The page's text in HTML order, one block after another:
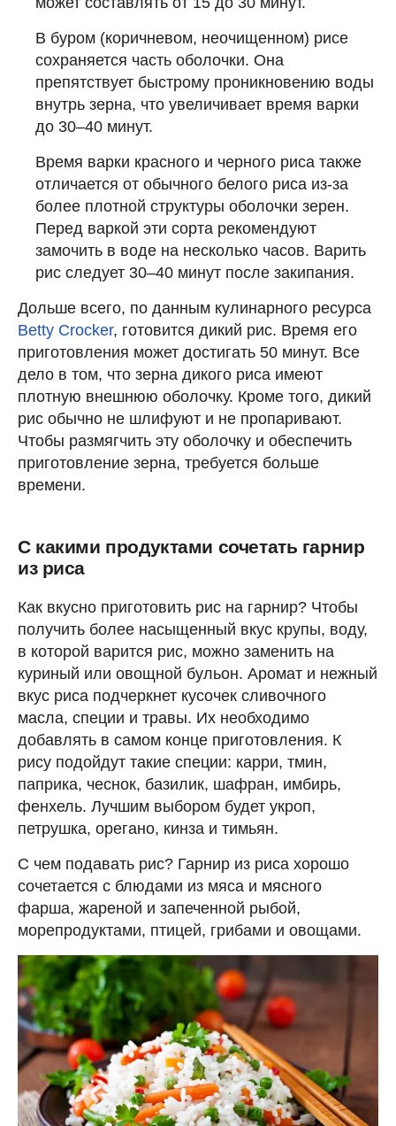
В буром (коричневом, неочищенном) рисе
сохраняется часть оболочки. Она
препятствует быстрому проникновению воды
внутрь зерна, что увеличивает время варки
до 30–40 минут.
Время варки красного и черного риса также
отличается от обычного белого риса из-за
более плотной структуры оболочки зерен.
Перед варкой эти сорта рекомендуют
замочить в воде на несколько часов. Варить
рис следует 30–40 минут после закипания.
Дольше всего, по данным кулинарного ресурса
Betty Crocker, готовится дикий рис. Время его
приготовления может достигать 50 минут. Все
дело в том, что зерна дикого риса имеют
плотную внешнюю оболочку. Кроме того, дикий
рис обычно не шлифуют и не пропаривают.
Чтобы размягчить эту оболочку и обеспечить
приготовление зерна, требуется больше
времени.
С какими продуктами сочетать гарнир
из риса
Как вкусно приготовить рис на гарнир? Чтобы
получить более насыщенный вкус крупы, воду,
в которой варится рис, можно заменить на
куриный или овощной бульон. Аромат и нежный
вкус риса подчеркнет кусочек сливочного
масла, специи и травы. Их необходимо
добавлять в самом конце приготовления. К
рису подойдут такие специи: карри, тмин,
паприка, чеснок, базилик, шафран, имбирь,
фенхель. Лучшим выбором будет укроп,
петрушка, орегано, кинза и тимьян.
С чем подавать рис? Гарнир из риса хорошо
сочетается с блюдами из мяса и мясного
фарша, жареной и запеченной рыбой,
морепродуктами, птицей, грибами и овощами.